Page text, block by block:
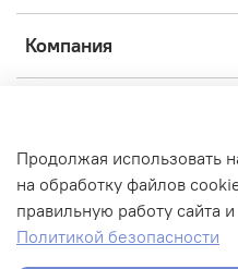
Компания
Интернет-магазин создан на
Фото, иконки, графика:
Brain,FREEP!K,Adobe,Flickr
Продолжая использовать
на обработку файлов
правильную работу сайта
Политикой безопасности